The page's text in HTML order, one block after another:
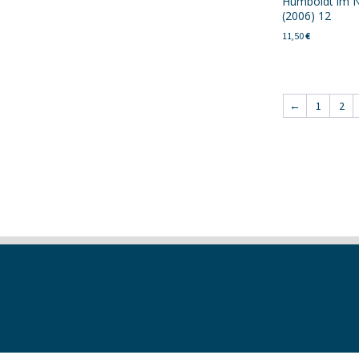
(2006) 12
11,50€
← 1 2